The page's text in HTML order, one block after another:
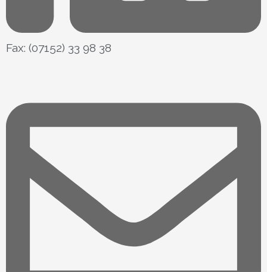
Fax: (07152) 33 98 38